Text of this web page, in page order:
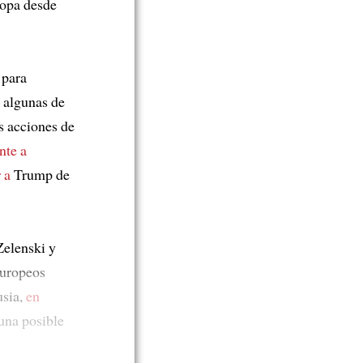
desde
de
acciones de
a
Trump de
y
en
posible